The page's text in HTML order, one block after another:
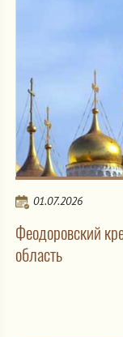
01.07.2026
Феодоровский
область